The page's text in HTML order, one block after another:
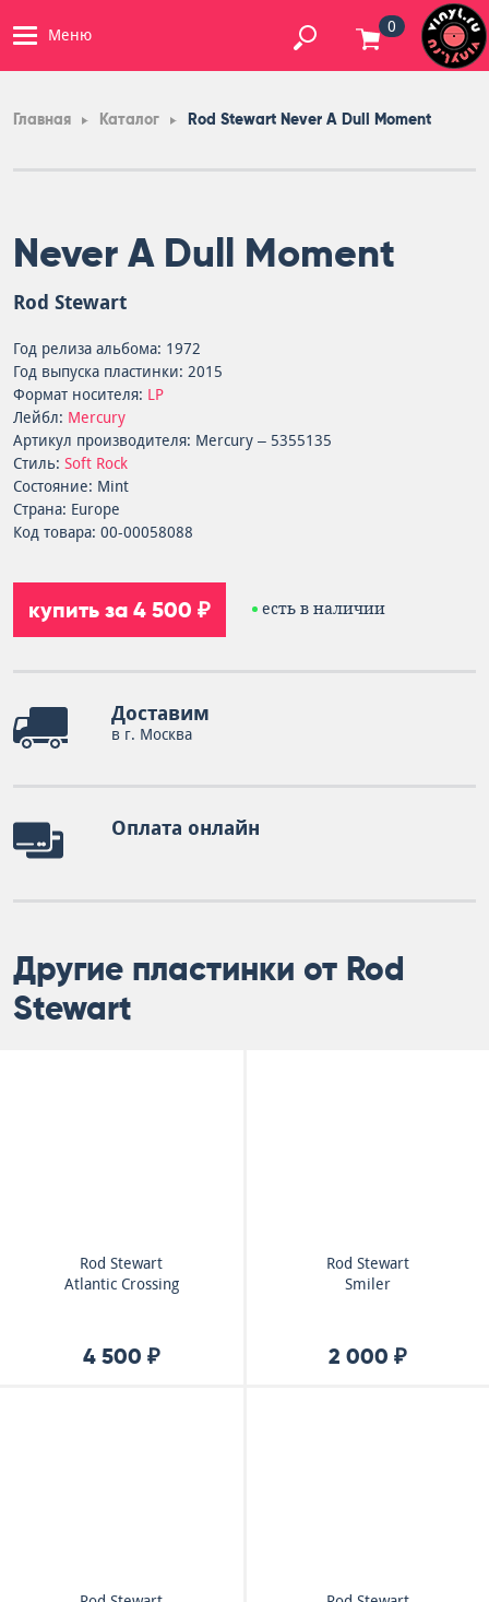
Меню 0
Главная Каталог Rod Stewart Never A Dull Moment
Never A Dull Moment
Rod Stewart
Год релиза альбома: 1972
Год выпуска пластинки: 2015
Формат носителя: LP
Лейбл: Mercury
Артикул производителя: Mercury – 5355135
Стиль: Soft Rock
Состояние: Mint
Страна: Europe
Код товара: 00-00058088
купить за 4 500 ₽ есть в наличии
Доставим
в г. Москва
Оплата онлайн
Другие пластинки от Rod
Stewart
Rod Stewart
Atlantic Crossing
4 500 ₽
Rod Stewart
Smiler
2 000 ₽